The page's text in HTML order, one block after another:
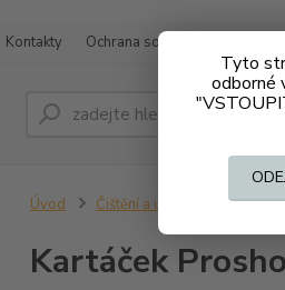
Tyto
odborné
Kontakty Ochrana soukromí
Úvod Čištění a údržba
Kartáček